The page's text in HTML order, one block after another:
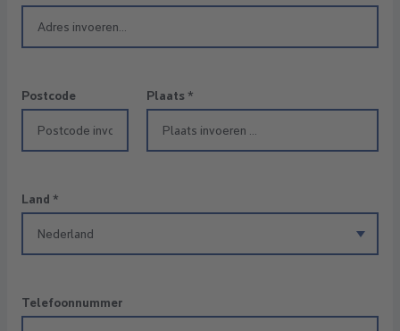
Postcode Plaats*
Land *
Telefoonnummer